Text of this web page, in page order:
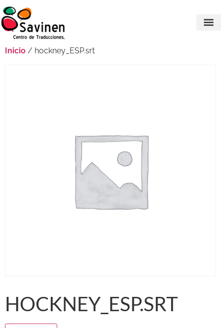
Inicio / hockney_ESP.srt
HOCKNEY_ESP.SRT